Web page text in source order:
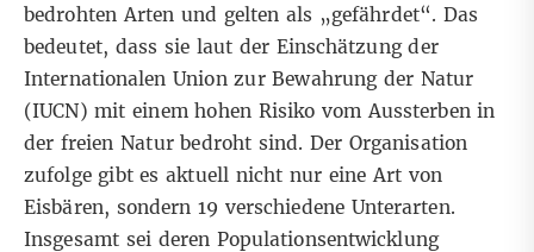
bedrohten Arten und gelten als „gefährdet“. Das
bedeutet, dass sie laut der Einschätzung der
Internationalen Union zur Bewahrung der Natur
(IUCN) mit einem hohen Risiko vom Aussterben in
der freien Natur bedroht sind. Der Organisation
zufolge gibt es aktuell nicht nur eine Art von
Eisbären, sondern 19 verschiedene Unterarten.
Insgesamt sei deren Populationsentwicklung